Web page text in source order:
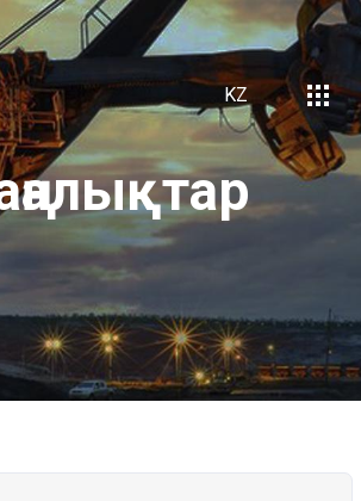
KZ